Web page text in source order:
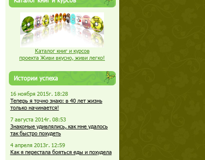
Каталог книг и курсов
проекта Живи вкусно, живи легко!
Истории успеха
16 ноября 2015г. 18:28
Теперь я точно знаю: в 40 лет жизнь
только начинается!
7 августа 2014г. 08:53
Знакомые удивлялись, как мне удалось
так быстро похудеть
4 апреля 2013г. 12:59
Как я перестала бояться еды и похудела